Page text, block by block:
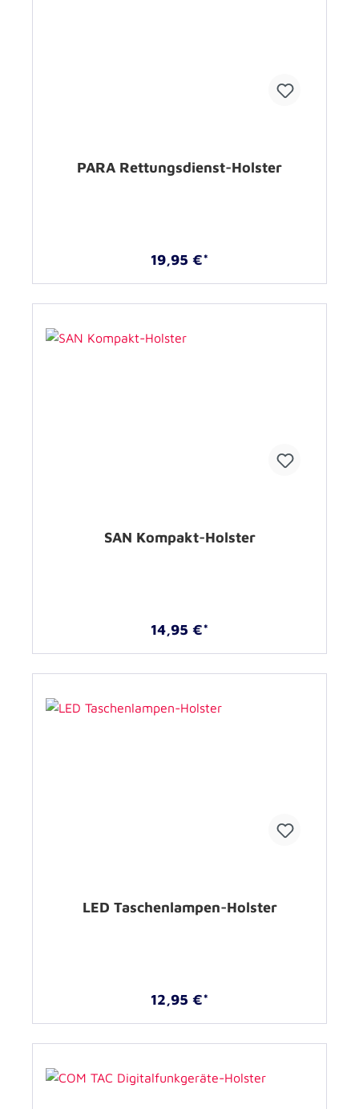
PARA Rettungsdienst-Holster
19,95 €*
SAN Kompakt-Holster
14,95 €*
LED Taschenlampen-Holster
12,95 €*